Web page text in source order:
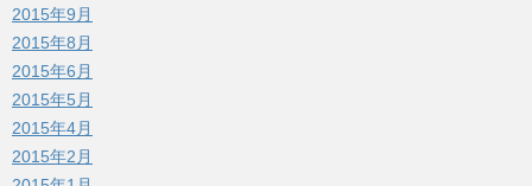
2015年9月
2015年8月
2015年6月
2015年5月
2015年4月
2015年2月